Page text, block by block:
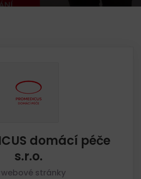
domácí péče
s.r.o.
webové stránky